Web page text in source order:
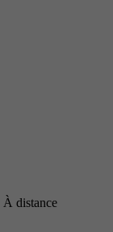
À distance